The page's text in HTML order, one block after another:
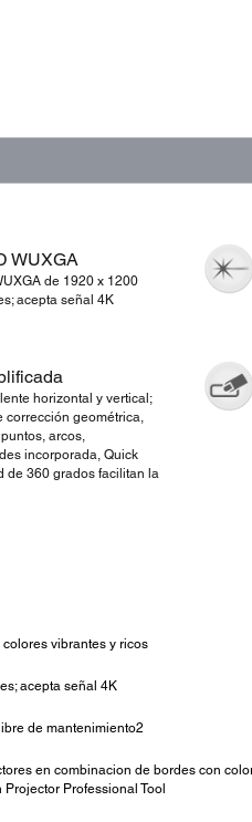
WUXGA
de 1920 x 1200
acepta señal 4K
horizontal y vertical;
corrección geométrica,
arcos,
incorporada, Quick
de 360 grados facilitan la
vibrantes y ricos
acepta señal 4K
de mantenimiento2
en combinacion de bordes con
Professional Tool